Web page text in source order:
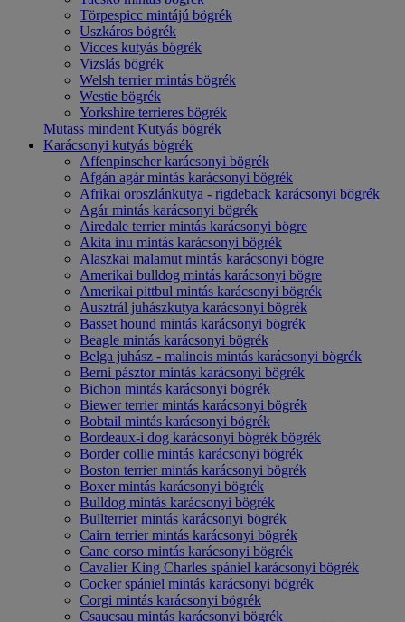
Törpespicc mintájú bögrék
Uszkáros bögrék
Vicces kutyás bögrék
Vizslás bögrék
Welsh terrier mintás bögrék
Westie bögrék
Yorkshire terrieres bögrék
Mutass mindent Kutyás bögrék
Karácsonyi kutyás bögrék
Affenpinscher karácsonyi bögrék
Afgán agár mintás karácsonyi bögrék
Afrikai oroszlánkutya - rigdeback karácsonyi bögrék
Agár mintás karácsonyi bögrék
Airedale terrier mintás karácsonyi bögre
Akita inu mintás karácsonyi bögrék
Alaszkai malamut mintás karácsonyi bögre
Amerikai bulldog mintás karácsonyi bögre
Amerikai pittbul mintás karácsonyi bögrék
Ausztrál juhászkutya karácsonyi bögrék
Basset hound mintás karácsonyi bögrék
Beagle mintás karácsonyi bögrék
Belga juhász - malinois mintás karácsonyi bögrék
Berni pásztor mintás karácsonyi bögrék
Bichon mintás karácsonyi bögrék
Biewer terrier mintás karácsonyi bögrék
Bobtail mintás karácsonyi bögrék
Bordeaux-i dog karácsonyi bögrék bögrék
Border collie mintás karácsonyi bögrék
Boston terrier mintás karácsonyi bögrék
Boxer mintás karácsonyi bögrék
Bulldog mintás karácsonyi bögrék
Bullterrier mintás karácsonyi bögrék
Cairn terrier mintás karácsonyi bögrék
Cane corso mintás karácsonyi bögrék
Cavalier King Charles spániel karácsonyi bögrék
Cocker spániel mintás karácsonyi bögrék
Corgi mintás karácsonyi bögrék
Csaucsau mintás karácsonyi bögrék